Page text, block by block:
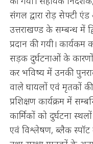
संगल द्वारा रोड़ सेफ्टी
उत्तराखण्ड के सम्बन्ध में
प्रदान की गयी। कार्यकम
सड़क दुर्घटनाओं के
कर भविष्य में उनकी
वाले घायलों एवं मृतकों
प्रशिक्षण कार्यक्रम में
कार्मिकों को दुर्घटना
एवं विश्लेषण, ब्लैक स्पॉट